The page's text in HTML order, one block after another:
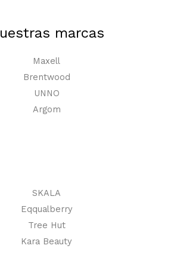
marcas
Maxell
Brentwood
UNNO
Argom
SKALA
Eqqualberry
Tree Hut
Kara Beauty